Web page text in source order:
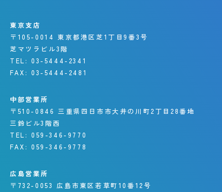
東京支店
〒105-0014 東京都港区芝1丁目9番3号
芝マツラビル3階
TEL: 03-5444-2341
FAX: 03-5444-2481
中部営業所
〒510-0846 三重県四日市市大井の川町2丁目28番地
三鈴ビル3階西
TEL: 059-346-9770
FAX: 059-346-9778
広島営業所
〒732-0053 広島市東区若草町10番12号